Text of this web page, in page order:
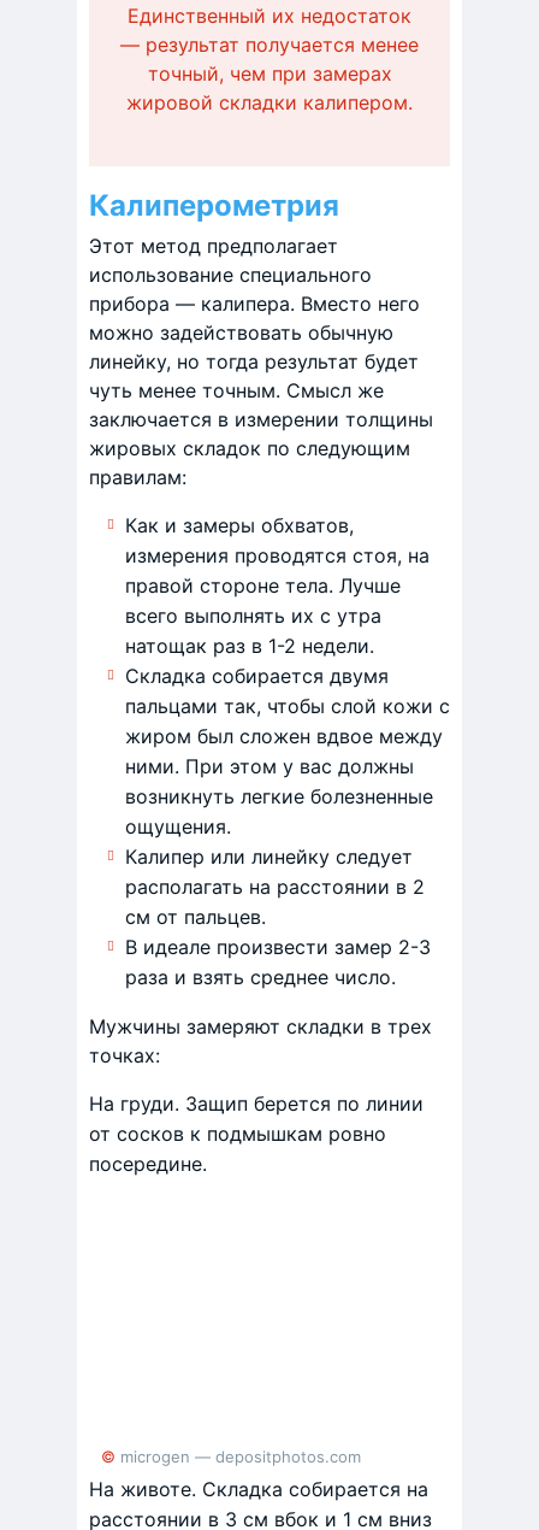
Единственный их недостаток
— результат получается менее
точный, чем при замерах
жировой складки калипером.
Калиперометрия
Этот метод предполагает
использование специального
прибора — калипера. Вместо него
можно задействовать обычную
линейку, но тогда результат будет
чуть менее точным. Смысл же
заключается в измерении толщины
жировых складок по следующим
правилам:
Как и замеры обхватов,
измерения проводятся стоя, на
правой стороне тела. Лучше
всего выполнять их с утра
натощак раз в 1-2 недели.
Складка собирается двумя
пальцами так, чтобы слой кожи с
жиром был сложен вдвое между
ними. При этом у вас должны
возникнуть легкие болезненные
ощущения.
Калипер или линейку следует
располагать на расстоянии в 2
см от пальцев.
В идеале произвести замер 2-3
раза и взять среднее число.
Мужчины замеряют складки в трех
точках:
На груди. Защип берется по линии
от сосков к подмышкам ровно
посередине.
© microgen — depositphotos.com
На животе. Складка собирается на
расстоянии в 3 см вбок и 1 см вниз